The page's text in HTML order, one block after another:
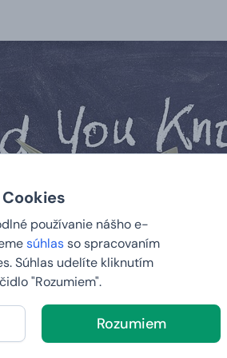
Cookies
používanie nášho e-
súhlasso spracovaním
Súhlas udelíte kliknutím
"Rozumiem".
Rozumiem